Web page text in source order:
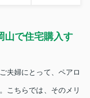
山で住宅購入す
夫婦にとって、ペアロ
こちらでは、そのメリ